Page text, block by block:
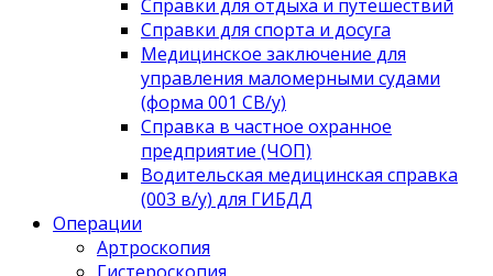
Справки для отдыха и путешествий
Справки для спорта и досуга
Медицинское заключение для
управления маломерными судами
(форма 001 СВ/у)
Справка в частное охранное
предприятие (ЧОП)
Водительская медицинская справка
(003 в/у) для ГИБДД
Операции
Артроскопия